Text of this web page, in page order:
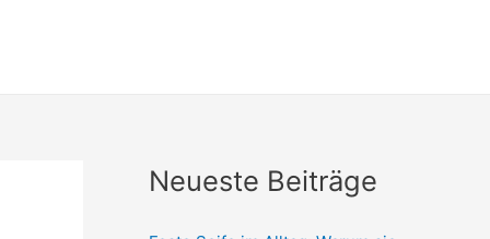
Neueste Beiträge